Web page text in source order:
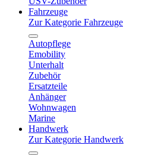
Fahrzeuge
Zur Kategorie Fahrzeuge
Autopflege
Emobility
Unterhalt
Zubehör
Ersatzteile
Anhänger
Wohnwagen
Marine
Handwerk
Zur Kategorie Handwerk